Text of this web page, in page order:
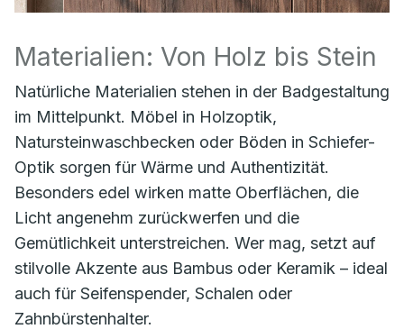
Materialien: Von Holz bis Stein
Natürliche Materialien stehen in der Badgestaltung
im Mittelpunkt. Möbel in Holzoptik,
Natursteinwaschbecken oder Böden in Schiefer-
Optik sorgen für Wärme und Authentizität.
Besonders edel wirken matte Oberflächen, die
Licht angenehm zurückwerfen und die
Gemütlichkeit unterstreichen. Wer mag, setzt auf
stilvolle Akzente aus Bambus oder Keramik – ideal
auch für Seifenspender, Schalen oder
Zahnbürstenhalter.